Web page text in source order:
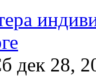
дек 28,